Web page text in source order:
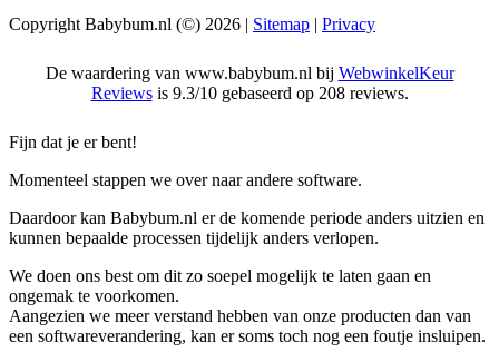
Copyright Babybum.nl (©) 2026 | Sitemap | Privacy
De waardering van www.babybum.nl bij WebwinkelKeur
Reviewsis 9.3/10 gebaseerd op 208 reviews.
Fijn dat je er bent!
Momenteel stappen we over naar andere software.
Daardoor kan Babybum.nl er de komende periode anders uitzien en
kunnen bepaalde processen tijdelijk anders verlopen.
We doen ons best om dit zo soepel mogelijk te laten gaan en
ongemak te voorkomen.
Aangezien we meer verstand hebben van onze producten dan van
een softwareverandering, kan er soms toch nog een foutje insluipen.